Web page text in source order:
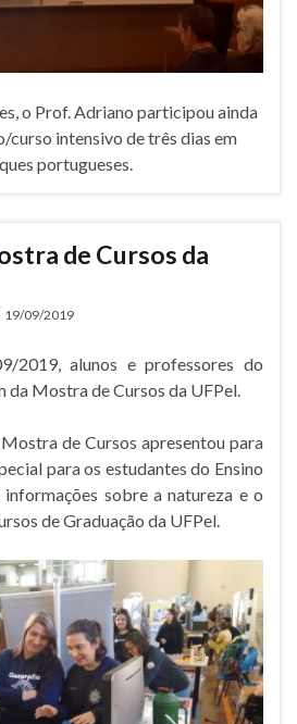
o Prof. Adriano participou ainda
curso intensivo de três dias em
portugueses.
de Cursos da
19/09/2019
2019, alunos e professores do
da Mostra de Cursos da UFPel.
Mostra de Cursos apresentou para
para os estudantes do Ensino
sobre a natureza e o
de Graduação da UFPel.